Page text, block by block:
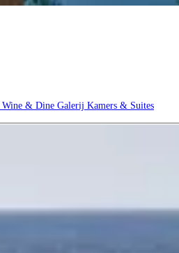
Wine & Dine Galerij Kamers & Suites